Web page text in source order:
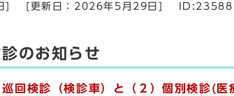
[更新日： 2026年5月29日 ID:23588
のお知らせ
巡回検診（検診車）と（２）個別検診(医